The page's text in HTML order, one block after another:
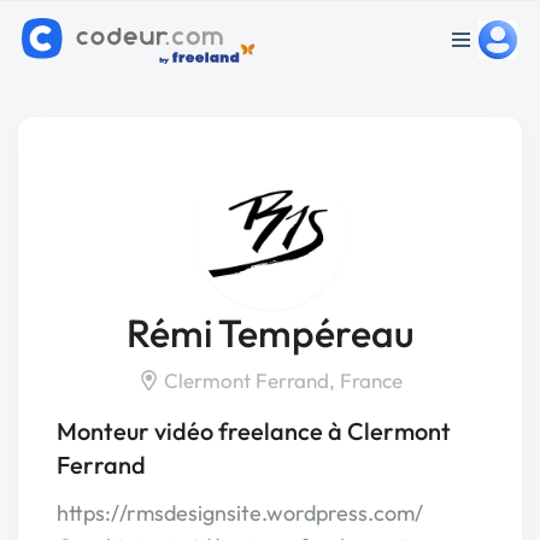
Rémi Tempéreau
Clermont Ferrand, France
Monteur vidéo freelance à Clermont
Ferrand
https://rmsdesignsite.wordpress.com/